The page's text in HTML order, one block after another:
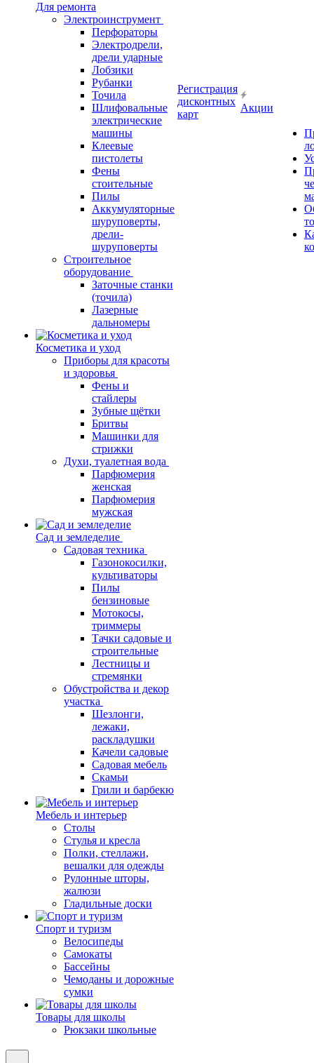
Для ремонта
Электроинструмент
Перфораторы
Электродрели,
дрели ударные
Лобзики
Рубанки
Точила
Шлифовальные
электрические
машины
Клеевые
пистолеты
Фены
стоительные
Пилы
Аккумуляторные
шуруповерты,
дрели-
шуруповерты
Строительное
оборудование
Заточные станки
(точила)
Лазерные
дальномеры
Косметика и уход
Приборы для красоты
и здоровья
Фены и
стайлеры
Зубные щётки
Бритвы
Машинки для
стрижки
Духи, туалетная вода
Парфюмерия
женская
Парфюмерия
мужская
Сад и земледелие
Садовая техника
Газонокосилки,
культиваторы
Пилы
бензиновые
Мотокосы,
триммеры
Тачки садовые и
строительные
Лестницы и
стремянки
Обустройства и декор
участка
Шезлонги,
лежаки,
раскладушки
Качели садовые
Садовая мебель
Скамьи
Грили и барбекю
Мебель и интерьер
Столы
Стулья и кресла
Полки, стеллажи,
вешалки для одежды
Рулонные шторы,
жалюзи
Гладильные доски
Спорт и туризм
Велосипеды
Самокаты
Бассейны
Чемоданы и дорожные
сумки
Товары для школы
Рюкзаки школьные
Регистрация
дисконтных
карт
Акции